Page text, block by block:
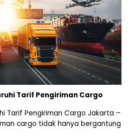
Tarif Pengiriman Cargo
Tarif Pengiriman Cargo Jakarta –
cargo tidak hanya bergantung